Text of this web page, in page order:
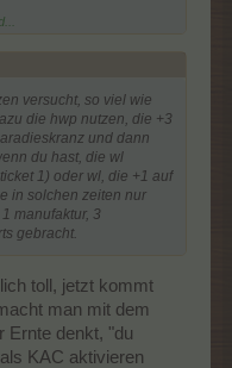
veredeln. HWP,
wo sie nicht
Falls da mal ein Event
nicht benötigte Fläche.
und -ranken dabei
und mit allen
erledigt, aber es
versucht, so viel wie
die hwp nutzen, die +3
und dann
du hast, die wl
1) oder wl, die +1 auf
in solchen zeiten nur
manufaktur, 3
gebracht.
toll, jetzt kommt
man mit dem
Ernte denkt, "du
KAC aktivieren